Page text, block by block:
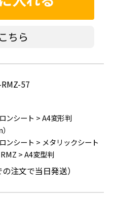
ちら
57
ンシート >A4変形判
ンシート > メタリックシート
>A4変型判
注文で当日発送）